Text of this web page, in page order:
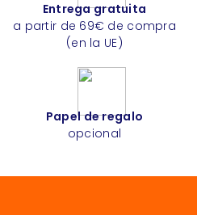
Entrega gratuita
a partir de 69€ de compra
(en la UE)
Papel de regalo
opcional